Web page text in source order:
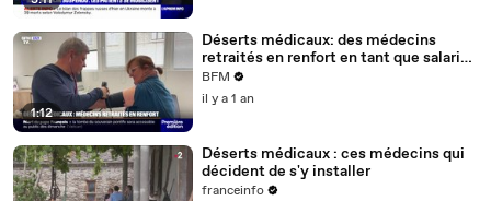
1:12
Déserts médicaux: des médecins
retraités en renfort en tant que salariés
de la mairie
BFM
il y a 1 an
Déserts médicaux : ces médecins qui
décident de s'y installer
franceinfo